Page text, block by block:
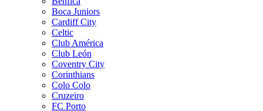
Boca Juniors
Cardiff City
Celtic
Club América
Club León
Coventry City
Corinthians
Colo Colo
Cruzeiro
FC Porto